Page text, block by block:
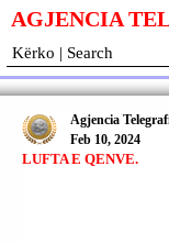
AGJENCIA
LUFTA E QENVE.
Agjencia
Feb 10, 2024